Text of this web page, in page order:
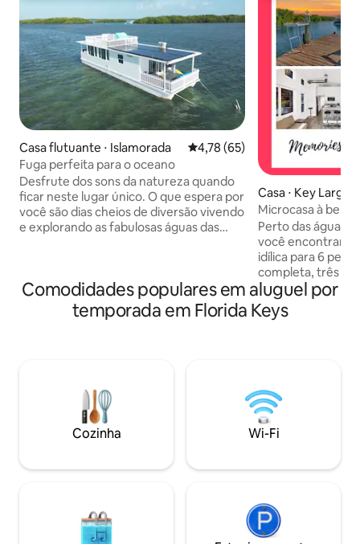
Casa flutuante ⋅ Islamorada 4,78 de uma avaliação média
4,78 (65)
Fuga perfeita para o oceano
Desfrute dos sons da natureza quando
ficar neste lugar único. O que espera por
você são dias cheios de diversão vivendo
e explorando as fabulosas águas das
comodidades funcionam 24 horas por
dia, 7 dias por semana! Esta fabulosa
casa flutuante foi construída em 2025 e
para que você possa desfrutar de ar frio,
geladeira, TV, 24 horas por dia, 7 dias por
Casa ⋅ Key Largo
Microcasa à
Deck | Piscina
Perto das águas
você encontrará
idílica para 6
completa, três
acesso a uma
uma localização
desfrutar do
Gilbert's Resort A
Parque Estadual
Reef 22 minutos
African Queen Canal
Comodidades populares em aluguel por
temporada em Florida Keys
Cozinha Wi-Fi